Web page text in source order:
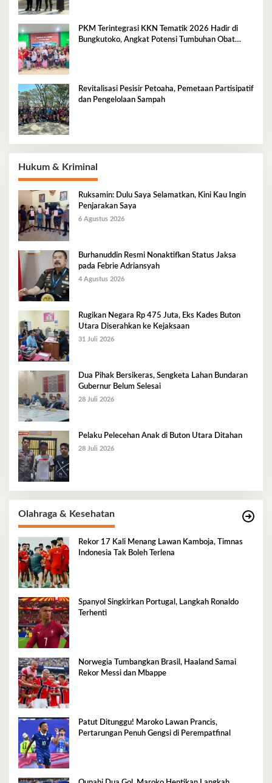
PKM Terintegrasi KKN Tematik 2026 Hadir di
Bungkutoko, Angkat Potensi Tumbuhan Obat
Revitalisasi Pesisir Petoaha, Pemetaan Partisipatif
dan Pengelolaan Sampah
Hukum & Kriminal
Ruksamin: Dulu Saya Selamatkan, Kini Kau Ingin
Penjarakan Saya
6 Agustus 2026
Burhanuddin Resmi Nonaktifkan Status Jaksa
pada Febrie Adriansyah
4 Agustus 2026
Rugikan Negara Rp 475 Juta, Eks Kades Buton
Utara Diserahkan ke Kejaksaan
31 Juli 2026
Dua Pihak Bersikeras, Sengketa Lahan Bundaran
Gubernur Belum Selesai
28 Juli 2026
Pelaku Pelecehan Anak di Buton Utara Ditahan
28 Juli 2026
Olahraga & Kesehatan
Rekor 17 Kali Menang Lawan Kamboja, Timnas
Indonesia Tak Boleh Terlena
Spanyol Singkirkan Portugal, Langkah Ronaldo
Terhenti
Norwegia Tumbangkan Brasil, Haaland Samai
Rekor Messi dan Mbappe
Patut Ditunggu! Maroko Lawan Prancis,
Pertarungan Penuh Gengsi di Perempatfinal